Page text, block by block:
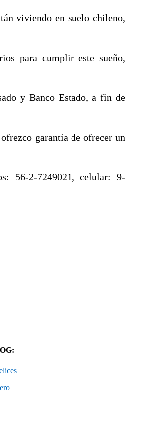
viviendo en suelo chileno,
para cumplir este sueño,
y Banco Estado, a fin de
garantía de ofrecer un
56-2-7249021, celular: 9-